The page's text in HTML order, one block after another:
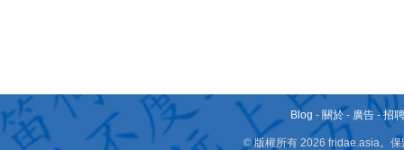
Blog - 關於 - 廣告 -招
© 版權所有 2026 fridae.asia。